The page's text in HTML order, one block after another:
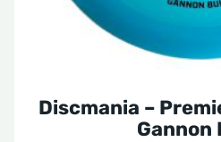
Discmania –
Gannon